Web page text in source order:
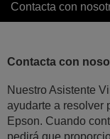
Contacta con
Contacta con
Nuestro Asistente
ayudarte a resolver
Epson. Cuando